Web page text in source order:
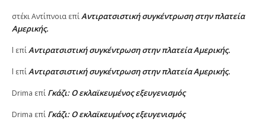
στέκι Αντίπνοια επίΑντιρατσιστική συγκέντρωση στην πλατεία
Αμερικής.
l επίΑντιρατσιστική συγκέντρωση στην πλατεία Αμερικής.
l επίΑντιρατσιστική συγκέντρωση στην πλατεία Αμερικής.
Drima επί Γκάζι: Ο εκλαϊκευμένος εξευγενισμός
Drima επί Γκάζι: Ο εκλαϊκευμένος εξευγενισμός